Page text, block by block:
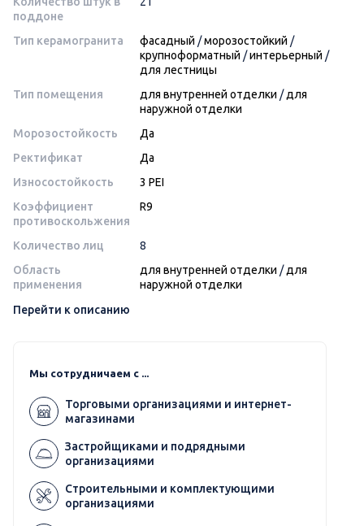
поддоне
Тип керамогранита фасадный /морозостойкий /
крупноформатный /интерьерный /
для лестницы
Тип помещения
для внутренней отделки /для
наружной отделки
Морозостойкость
Да
Ректификат
Да
Износостойкость
3 PEI
Коэффициент
противоскольжения
R9
Количество лиц
8
Область
применения
для внутренней отделки /для
наружной отделки
Перейти к описанию
Мы сотрудничаем с ...
Торговыми организациями и интернет-
магазинами
Застройщиками и подрядными
организациями
Строительными и комплектующими
организациями